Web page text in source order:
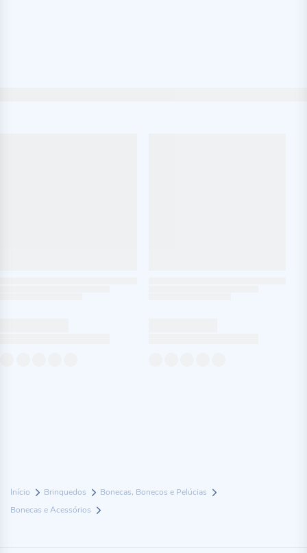
Início Brinquedos
Bonecas, Bonecos e Pelúcias
Bonecas e Acessórios